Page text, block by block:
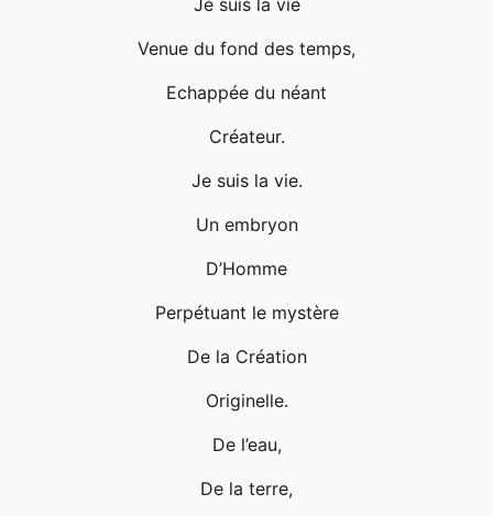
Venue du fond des temps,
Echappée du néant
Créateur.
Je suis la vie.
Un embryon
D’Homme
Perpétuant le mystère
De la Création
Originelle.
De l’eau,
De la terre,